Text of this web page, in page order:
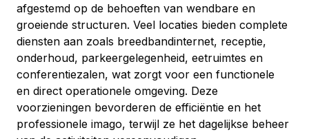
afgestemd op de behoeften van wendbare en
groeiende structuren. Veel locaties bieden complete
diensten aan zoals breedbandinternet, receptie,
onderhoud, parkeergelegenheid, eetruimtes en
conferentiezalen, wat zorgt voor een functionele
en direct operationele omgeving. Deze
voorzieningen bevorderen de efficiëntie en het
professionele imago, terwijl ze het dagelijkse beheer